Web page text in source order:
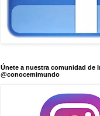
Únete a nuestra comunidad de
@conocemimundo